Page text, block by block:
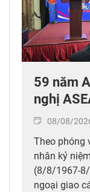
59 năm
nghị
08/08/
Theo phóng
nhân kỷ
(8/8/1967-
ngoại giao